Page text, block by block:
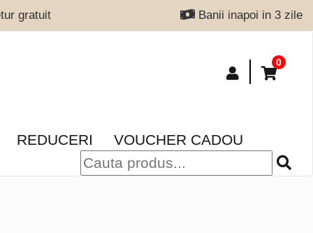
gratuit Banii inapoi in 3 zile
0
REDUCERI VOUCHER CADOU